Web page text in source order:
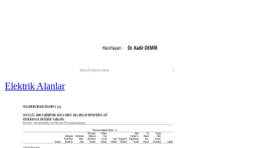
Elektrik Alanlar